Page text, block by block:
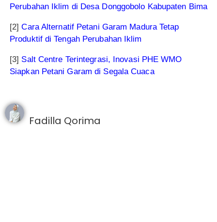
Perubahan Iklim di Desa Donggobolo Kabupaten Bima
[2]Cara Alternatif Petani Garam Madura Tetap
Produktif di Tengah Perubahan Iklim
[3] Salt Centre Terintegrasi, Inovasi PHE WMO
Siapkan Petani Garam di Segala Cuaca
Fadilla Qorima